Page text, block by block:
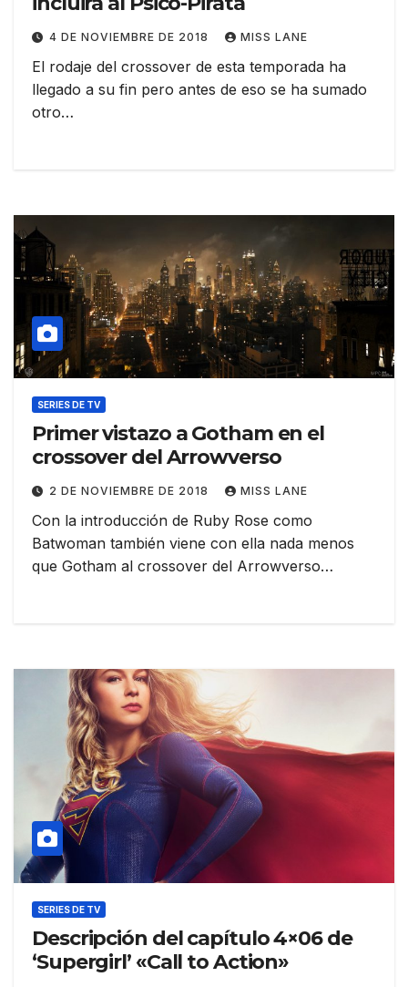
4 DE NOVIEMBRE DE 2018 MISS LANE
El rodaje del crossover de esta temporada ha
llegado a su fin pero antes de eso se ha sumado
otro…
SERIES DE TV
Primer vistazo a Gotham en el
crossover del Arrowverso
2 DE NOVIEMBRE DE 2018 MISS LANE
Con la introducción de Ruby Rose como
Batwoman también viene con ella nada menos
que Gotham al crossover del Arrowverso…
SERIES DE TV
Descripción del capítulo 4×06 de
‘Supergirl’ «Call to Action»